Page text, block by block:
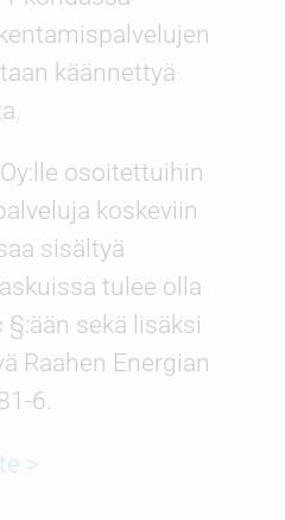
käännettyä
osoitettuihin
koskeviin
sisältyä
tulee olla
§:ään sekä lisäksi
Raahen Energian
6.
>